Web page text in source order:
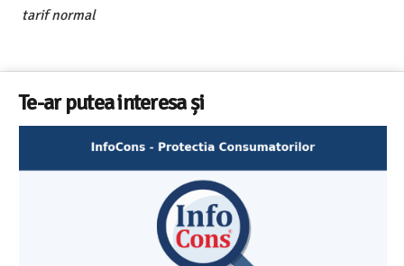
tarif normal
Te-ar putea interesa și